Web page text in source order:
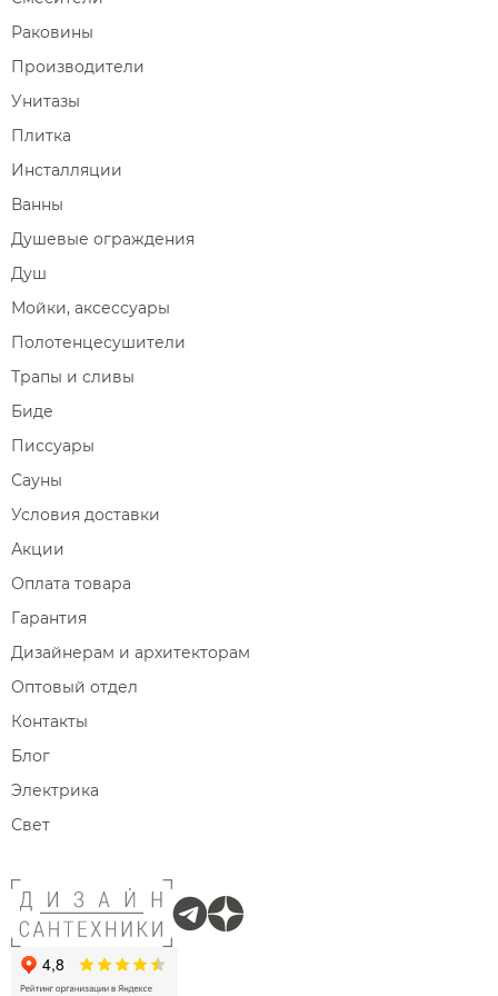
Раковины
Производители
Унитазы
Плитка
Инсталляции
Ванны
Душевые ограждения
Душ
Мойки, аксессуары
Полотенцесушители
Трапы и сливы
Биде
Писсуары
Сауны
Условия доставки
Акции
Оплата товара
Гарантия
Дизайнерам и архитекторам
Оптовый отдел
Контакты
Блог
Электрика
Свет